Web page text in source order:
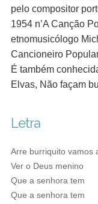
pelo compositor
1954 n’A Canção
etnomusicólogo
Cancioneiro
É também
Elvas, Não façam
Letra
Arre burriquito vamos
Ver o Deus menino
Que a senhora tem
Que a senhora tem